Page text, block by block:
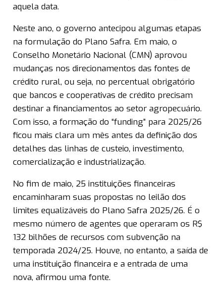
aquela data.
Neste ano, o governo antecipou algumas etapas
na formulação do Plano Safra. Em maio, o
Conselho Monetário Nacional (CMN) aprovou
mudanças nos direcionamentos das fontes de
crédito rural, ou seja, no percentual obrigatório
que bancos e cooperativas de crédito precisam
destinar a financiamentos ao setor agropecuário.
Com isso, a formação do “funding” para 2025/26
ficou mais clara um mês antes da definição dos
detalhes das linhas de custeio, investimento,
comercialização e industrialização.
No fim de maio, 25 instituições financeiras
encaminharam suas propostas no leilão dos
limites equalizáveis do Plano Safra 2025/26. É o
mesmo número de agentes que operaram os R$
132 bilhões de recursos com subvenção na
temporada 2024/25. Houve, no entanto, a saída de
uma instituição financeira e a entrada de uma
nova, afirmou uma fonte.